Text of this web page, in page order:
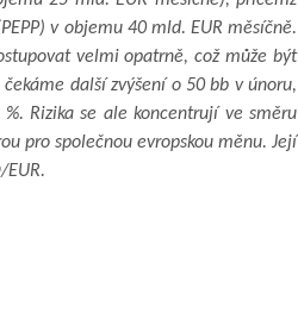
v objemu 40 mld. EUR měsíčně.
velmi opatrně, což může být
další zvýšení o 50 bb v únoru,
Rizika se ale koncentrují ve směru
pro společnou evropskou měnu. Její